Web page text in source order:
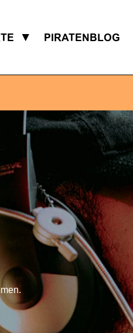
▼ PIRATENBLOG